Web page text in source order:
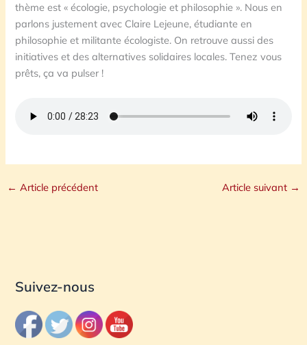
thème est « écologie, psychologie et philosophie ». Nous en
parlons justement avec Claire Lejeune, étudiante en
philosophie et militante écologiste. On retrouve aussi des
initiatives et des alternatives solidaires locales. Tenez vous
prêts, ça va pulser !
← Article précédent Article suivant →
Suivez-nous